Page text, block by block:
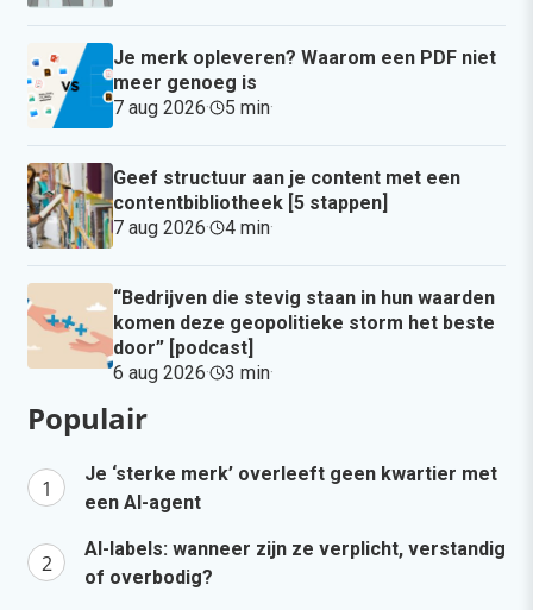
Je merk opleveren? Waarom een PDF niet
meer genoeg is
7 aug 2026· 5 min·
Geef structuur aan je content met een
contentbibliotheek [5 stappen]
7 aug 2026· 4 min·
“Bedrijven die stevig staan in hun waarden
komen deze geopolitieke storm het beste
door” [podcast]
6 aug 2026· 3 min·
Populair
Je ‘sterke merk’ overleeft geen kwartier met
een AI-agent
AI-labels: wanneer zijn ze verplicht, verstandig
of overbodig?